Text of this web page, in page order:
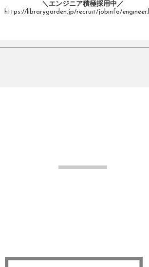
＼エンジニア積極採用中／
https://librarygarden.jp/recruit/jobinfo/